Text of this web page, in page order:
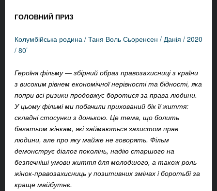
ГОЛОВНИЙ ПРИЗ
Колумбійська родина / Таня Воль Сьоренсен / Данія / 2020
/ 80’
Героїня фільму — збірний образ правозахисниці з країни
з високим рівнем економічної нерівності та бідності, яка
попри всі ризики продовжує боротися за права людини.
У цьому фільмі ми побачили прихований бік її життя:
складні стосунки з донькою. Це тема, що болить
багатьом жінкам, які займаються захистом прав
людини, але про яку майже не говорять. Фільм
демонструє діалог поколінь, надію старшого на
безпечніші умови життя для молодшого, а також роль
жінок-правозахисниць у позитивних змінах і боротьбі за
краще майбутнє.